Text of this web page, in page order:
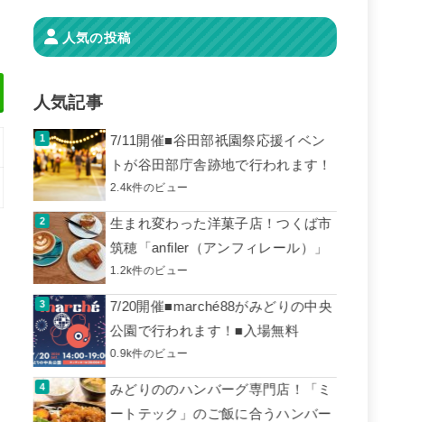
人気の投稿
人気記事
7/11開催■谷田部祇園祭応援イベン
トが谷田部庁舎跡地で行われます！
2.4k件のビュー
生まれ変わった洋菓子店！つくば市
筑穂「anfiler（アンフィレール）」
1.2k件のビュー
7/20開催■marché88がみどりの中央
公園で行われます！■入場無料
0.9k件のビュー
みどりののハンバーグ専門店！「ミ
ートテック」のご飯に合うハンバー